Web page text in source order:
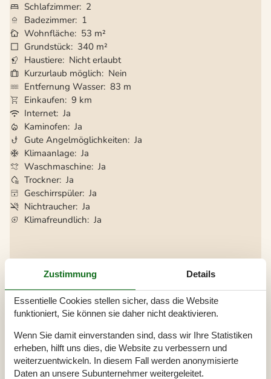
Schlafzimmer 2
Badezimmer 1
Wohnfläche 53 m²
Grundstück
340 m²
Haustiere Nicht erlaubt
Kurzurlaub möglich
Nein
Entfernung Wasser 83 m
Einkaufen 9 km
Internet Ja
Kaminofen Ja
Gute Angelmöglichkeiten Ja
Klimaanlage Ja
Waschmaschine Ja
Trockner Ja
Geschirrspüler Ja
Nichtraucher Ja
Klimafreundlich Ja
Gesamte Ausstattung
Indoor-Spiele
Aktivitäten
Angelmöglichkeit, Meer
Badezimmer
TOILETTE. Heißes und kaltes Wasser
Zustimmung Details
Essentielle Cookies stellen sicher, dass die Website
funktioniert, Sie können sie daher nicht deaktivieren.
Wenn Sie damit einverstanden sind, dass wir Ihre Statistiken
erheben, hilft uns dies, die Website zu verbessern und
weiterzuentwickeln. In diesem Fall werden anonymisierte
Daten an unsere Subunternehmer weitergeleitet.